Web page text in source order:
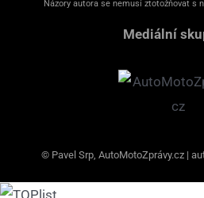
Názory autora se nemusí ztotožňovat s
Mediální
© Pavel Srp, AutoMotoZprávy.cz |